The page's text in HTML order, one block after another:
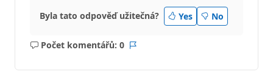
Byla tato odpověď užitečná? Yes No
Počet komentářů: 0
Žádné